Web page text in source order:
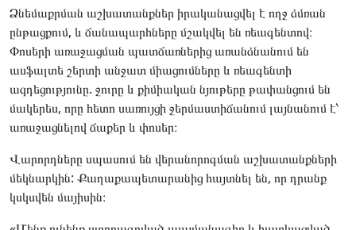
Ձնեմաքրման աշխատանքներ իրականացվել է ողջ ձմռան
ընթացքում, և ճանապարհները մշակվել են ռեագենտով։
Փոսերի առաջացման պատճառներից առանձնանում են
ասֆալտե շերտի անջատ միացումները և ռեագենտի
ազդեցությունը. ջուրը և քիմիական նյութերը թափանցում են
մակերես, որը հետո սառույցի ջերմաստիճանում լայնանում է՝
առաջացնելով ճաքեր և փոսեր։
Վարորդները սպասում են վերանորոգման աշխատանքների
մեկնարկին: Քաղաքապետարանից հայտնել են, որ դրանք
կսկսվեն մայիսին։